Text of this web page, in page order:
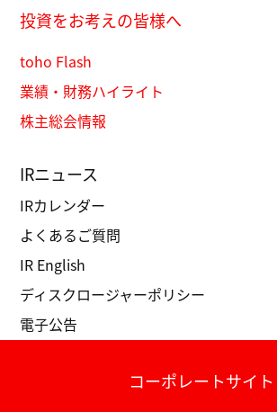
投資をお考えの皆様へ
toho Flash
業績・財務ハイライト
株主総会情報
IRニュース
IRカレンダー
よくあるご質問
IR English
ディスクロージャーポリシー
電子公告
コーポレートサイト